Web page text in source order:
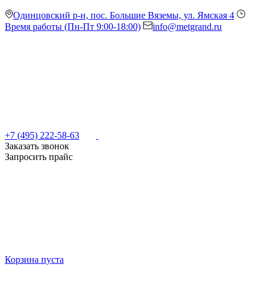
Одинцовский р-н, пос. Большие Вяземы, ул. Ямская 4
Время работы (Пн-Пт 9:00-18:00)
info@metgrand.ru
+7 (495) 222-58-63
Заказать звонок
Запросить прайс
Корзина пуста